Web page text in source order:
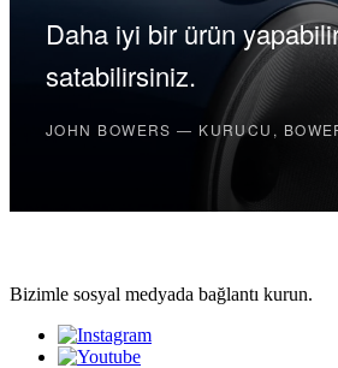
Daha iyi bir ürün
satabilirsiniz.
JOHN BOWERS — KURUCU,
Bizimle sosyal medyada bağlantı kurun.